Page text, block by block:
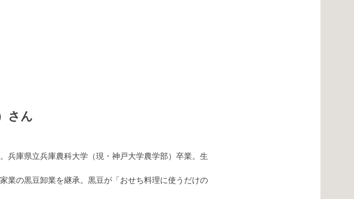
さん
兵庫県立兵庫農科大学（現・神戸大学農学部）卒業。生
業の黒豆卸業を継承。黒豆が「おせち料理に使うだけの